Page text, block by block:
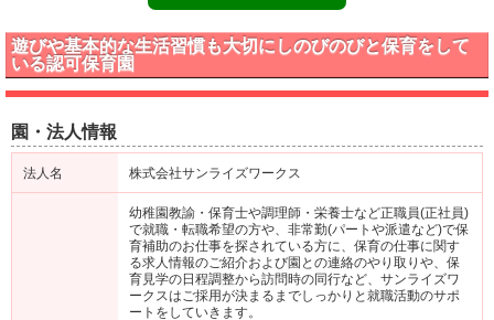
遊びや基本的な生活習慣も大切にしのびのびと保育をして
いる認可保育園
園・法人情報
法人名 株式会社サンライズワークス
幼稚園教諭・保育士や調理師・栄養士など正職員(正社員)
で就職・転職希望の方や、非常勤(パートや派遣など)で保
育補助のお仕事を探されている方に、保育の仕事に関す
る求人情報のご紹介および園との連絡のやり取りや、保
育見学の日程調整から訪問時の同行など、サンライズワ
ークスはご採用が決まるまでしっかりと就職活動のサポ
ートをしていきます。